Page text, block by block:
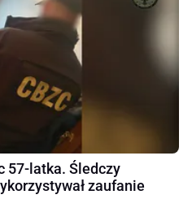
57-latka. Śledczy
zaufanie